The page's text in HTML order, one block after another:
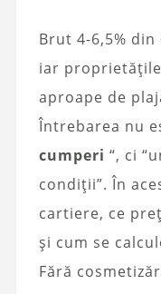
Brut 4-6,5%
iar
aproape de
Întrebarea nu
cumperi “, ci
condiții”. În
cartiere, ce
și cum se
Fără